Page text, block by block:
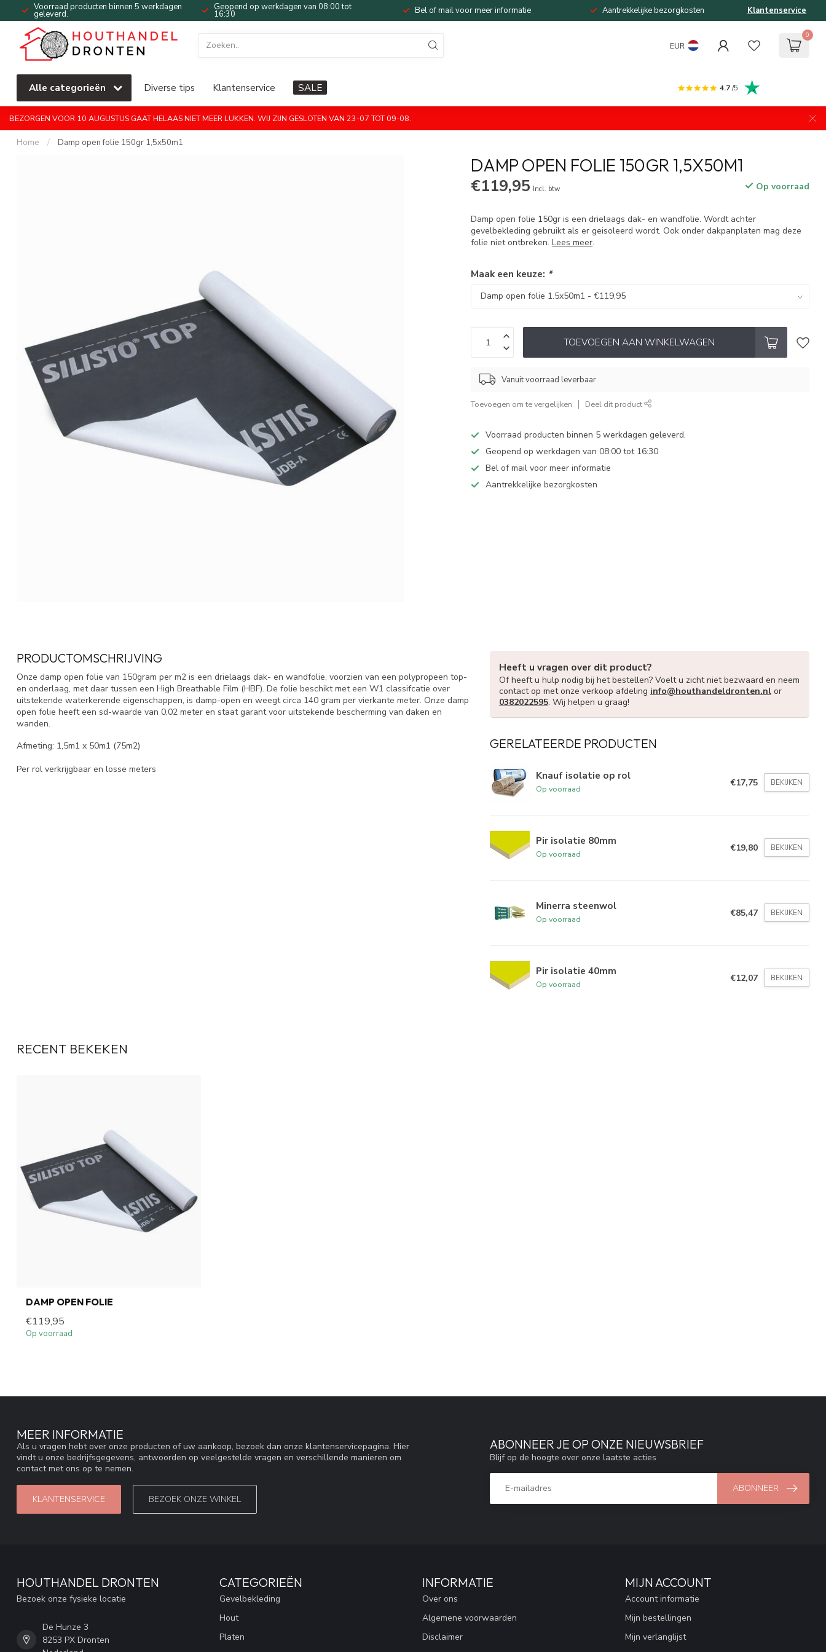
Voorraad producten binnen 5 werkdagen
geleverd.
Geopend op werkdagen van 08:00 tot
16:30 Bel of mail voor meer informatie Aantrekkelijke bezorgkosten Klantenservice
EUR
0
Alle categorieën Diverse tips Klantenservice SALE 4.7/5
BEZORGEN VOOR 10 AUGUSTUS GAAT HELAAS NIET MEER LUKKEN. WIJ ZIJN GESLOTEN VAN 23-07 TOT 09-08.
Home / Damp open folie 150gr 1,5x50m1
DAMP OPEN FOLIE 150GR 1,5X50M1
€119,95 Incl. btw Op voorraad
Damp open folie 150gr is een drielaags dak- en wandfolie. Wordt achter
gevelbekleding gebruikt als er geisoleerd wordt. Ook onder dakpanplaten mag deze
folie niet ontbreken.Lees meer.
Maak een keuze: *
TOEVOEGEN AAN WINKELWAGEN
Vanuit voorraad leverbaar
Toevoegen om te vergelijken Deel dit product
Voorraad producten binnen 5 werkdagen geleverd.
Geopend op werkdagen van 08:00 tot 16:30
Bel of mail voor meer informatie
Aantrekkelijke bezorgkosten
PRODUCTOMSCHRIJVING
Onze damp open folie van 150gram per m2 is een drielaags dak- en wandfolie, voorzien van een polypropeen top-
en onderlaag, met daar tussen een High Breathable Film (HBF). De folie beschikt met een W1 classifcatie over
uitstekende waterkerende eigenschappen, is damp-open en weegt circa 140 gram per vierkante meter. Onze damp
open folie heeft een sd-waarde van 0,02 meter en staat garant voor uitstekende bescherming van daken en
wanden.
Afmeting: 1,5m1 x 50m1 (75m2)
Per rol verkrijgbaar en losse meters
Heeft u vragen over dit product?
Of heeft u hulp nodig bij het bestellen? Voelt u zicht niet bezwaard en neem
contact op met onze verkoop afdeling info@houthandeldronten.nl or
0382022595. Wij helpen u graag!
GERELATEERDE PRODUCTEN
Knauf isolatie op rol
Op voorraad
€17,75 BEKIJKEN
Pir isolatie 80mm
Op voorraad
€19,80 BEKIJKEN
Minerra steenwol
Op voorraad
€85,47 BEKIJKEN
Pir isolatie 40mm
Op voorraad
€12,07 BEKIJKEN
RECENT BEKEKEN
DAMP OPEN FOLIE
€119,95
Op voorraad
MEER INFORMATIE
Als u vragen hebt over onze producten of uw aankoop, bezoek dan onze klantenservicepagina. Hier
vindt u onze bedrijfsgegevens, antwoorden op veelgestelde vragen en verschillende manieren om
contact met ons op te nemen.
KLANTENSERVICE BEZOEK ONZE WINKEL
ABONNEER JE OP ONZE NIEUWSBRIEF
Blijf op de hoogte over onze laatste acties
ABONNEER
HOUTHANDEL DRONTEN
Bezoek onze fysieke locatie
De Hunze 3
8253 PX Dronten
CATEGORIEËN
Gevelbekleding
Hout
Platen
INFORMATIE
Over ons
Algemene voorwaarden
Disclaimer
MIJN ACCOUNT
Account informatie
Mijn bestellingen
Mijn verlanglijst